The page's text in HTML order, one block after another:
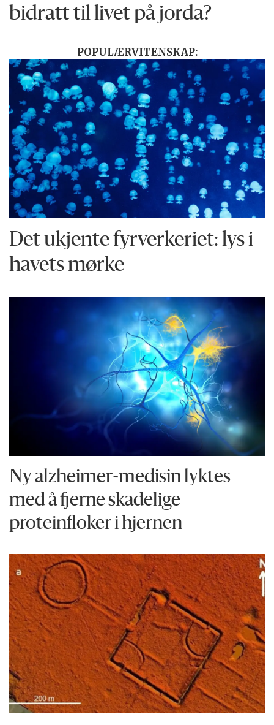
bidratt til livet på jorda?
POPULÆRVITENSKAP:
Det ukjente fyrverkeriet: lys i
havets mørke
Ny alzheimer-medisin lyktes
med å fjerne skadelige
proteinfloker i hjernen